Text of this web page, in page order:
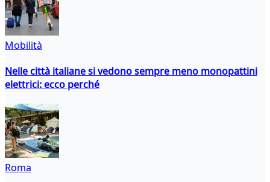
Mobilità
Nelle città italiane si vedono sempre meno monopattini
elettrici: ecco perché
Roma